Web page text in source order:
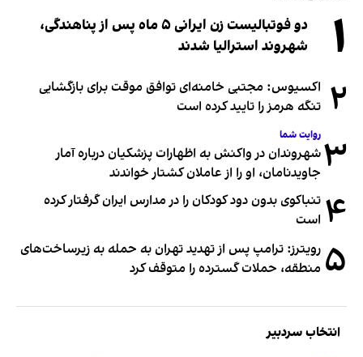
۱
دو فوتبالیست زن ایرانی ۵ ماه پس از پناهندگی،
شهروند استرالیا شدند
۲ اکسیوس: مجتبی خامنه‌ای توافق موقت برای بازگشایی
تنگه هرمز را تایید کرده است
۳ روایت شما
شهروندان در واکنش به اظهارات پزشکیان درباره آمار
جاویدنامان، او را از عاملان کشتار خواندند
۴ تنباکوی بدون دود کودکان را در مدارس ایران گرفتار کرده
است
۵ رویترز: ترامپ پس از تهدید تهران به حمله به زیرساخت‌های
منطقه، حملات گسترده را متوقف کرد
انتخاب سردبیر